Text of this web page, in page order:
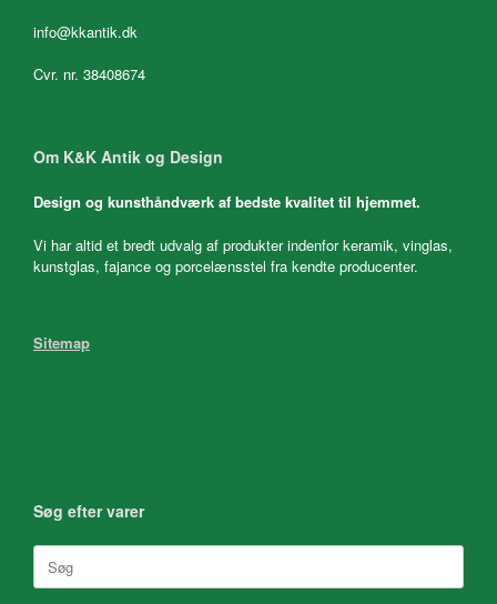
info@kkantik.dk
Cvr. nr. 38408674
Om K&K Antik og Design
Design og kunsthåndværk af bedste kvalitet til hjemmet.
Vi har altid et bredt udvalg af produkter indenfor keramik, vinglas,
kunstglas, fajance og porcelænsstel fra kendte producenter.
Sitemap
Søg efter varer
Søg
efter: